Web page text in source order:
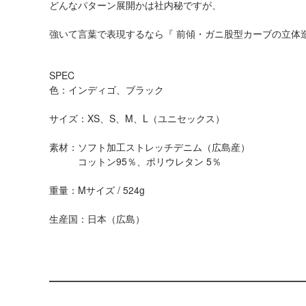
どんなパターン展開かは社内秘ですが、
強いて言葉で表現するなら『 前傾・ガニ股型カーブの立体
SPEC
色：インディゴ、ブラック
サイズ：XS、S、M、L（ユニセックス）
素材：ソフト加工ストレッチデニム（広島産）
コットン95％、ポリウレタン 5％
重量：Mサイズ / 524g
生産国：日本（広島）